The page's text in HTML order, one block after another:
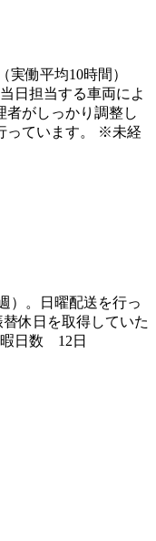
実働平均10時間）
日担当する車両によ
がしっかり調整し
っています。 ※未経
）。日曜配送を行っ
休日を取得していた
暇日数 12日